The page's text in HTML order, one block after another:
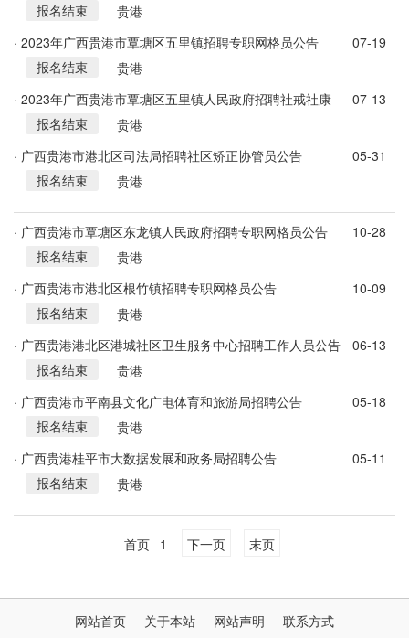
公告报名结束
贵港
· 2023年广西贵港市覃塘区五里镇招聘专职网格员公告
07-19
报名结束
贵港
· 2023年广西贵港市覃塘区五里镇人民政府招聘社戒社康
专职人员公告
07-13
报名结束
贵港
· 广西贵港市港北区司法局招聘社区矫正协管员公告
05-31
报名结束
贵港
· 广西贵港市覃塘区东龙镇人民政府招聘专职网格员公告
10-28
报名结束
贵港
· 广西贵港市港北区根竹镇招聘专职网格员公告
10-09
报名结束
贵港
· 广西贵港港北区港城社区卫生服务中心招聘工作人员公告
06-13
报名结束
贵港
· 广西贵港市平南县文化广电体育和旅游局招聘公告
05-18
报名结束
贵港
· 广西贵港桂平市大数据发展和政务局招聘公告
05-11
报名结束
贵港
首页 1 下一页 末页
网站首页 关于本站 网站声明
联系方式